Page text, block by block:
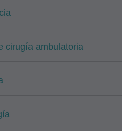
cirugía ambulatoria